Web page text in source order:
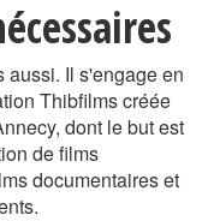
aussi. Il s'engage en
Thibfilms créée
dont le but est
de films
documentaires et